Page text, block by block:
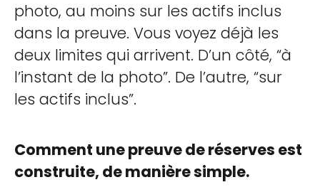
photo, au moins sur les actifs inclus
dans la preuve. Vous voyez déjà les
deux limites qui arrivent. D’un côté, “à
l’instant de la photo”. De l’autre, “sur
les actifs inclus”.
Comment une preuve de réserves est
construite, de manière simple.